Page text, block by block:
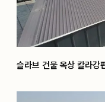
슬라브 건물 옥상 칼라강